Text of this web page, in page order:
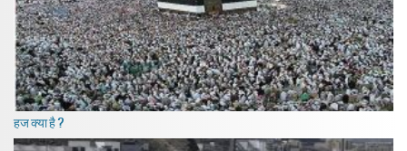
हज क्या है ?